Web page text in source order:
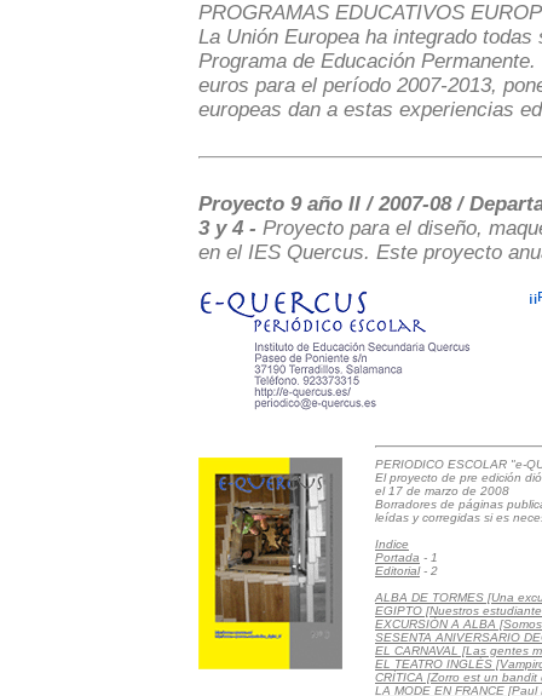
PROGRAMAS EDUCATIVOS
La Unión Europea ha integrado
Programa de Educación
euros para el período 2007-2013,
europeas dan a estas experiencias
Proyecto 9 año II / 2007-08 /
3 y 4 - Proyecto para el diseño,
en el IES Quercus. Este proyecto
PERIODICO ESCOLAR "e-
El proyecto de pre edición
el 17 de marzo de 2008
Borradores de páginas
leídas y corregidas si es
Indice
Portada - 1
Editorial - 2
ALBA DE TORMES [Una
EGIPTO [Nuestros
EXCURSIÓN A ALBA
SESENTA ANIVERSARIO
EL CARNAVAL [Las gentes
EL TEATRO INGLÉS
CRÍTICA [Zorro est un
LA MODE EN FRANCE